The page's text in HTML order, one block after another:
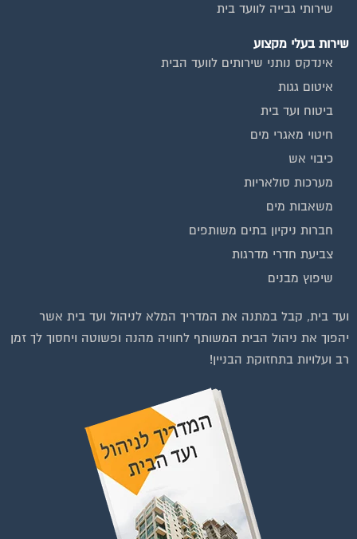
שירותי גבייה לוועד בית
שירות בעלי מקצוע
אינדקס נותני שירותים לוועד הבית
איטום גגות
ביטוח ועד בית
חיטוי מאגרי מים
כיבוי אש
מערכות סולאריות
משאבות מים
חברות ניקיון בתים משותפים
צביעת חדרי מדרגות
שיפוץ מבנים
ועד בית, קבל במתנה את המדריך המלא לניהול ועד בית אשר
יהפוך את ניהול הבית המשותף לחוויה מהנה ופשוטה ויחסוך לך זמן
רב ועלויות בתחזוקת הבניין!
להצטרפות לחצו על התמונה או על הכפתור ושלחו בקשת הצטרפות בדף
הקבוצה
לחץ למעבר לקבוצה